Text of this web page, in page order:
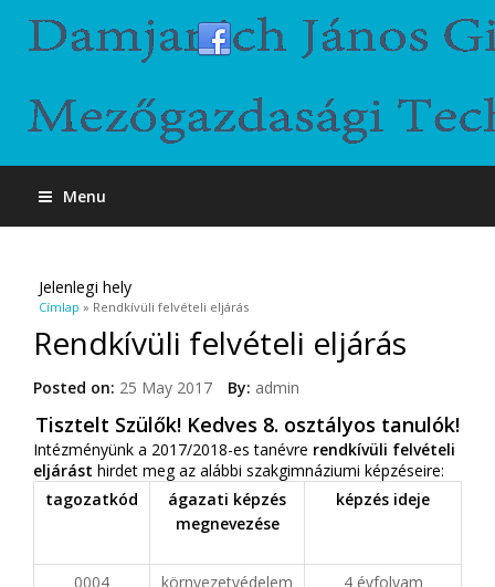
Menu
Jelenlegi hely
Címlap » Rendkívüli felvételi eljárás
Rendkívüli felvételi eljárás
Posted on: 25 May 2017 By: admin
Tisztelt Szülők! Kedves 8. osztályos tanulók!
Intézményünk a 2017/2018-es tanévre rendkívüli felvételi
eljárást hirdet meg az alábbi szakgimnáziumi képzéseire:
tagozatkód
ágazati képzés
megnevezése
képzés ideje
0004 környezetvédelem
4 évfolyam